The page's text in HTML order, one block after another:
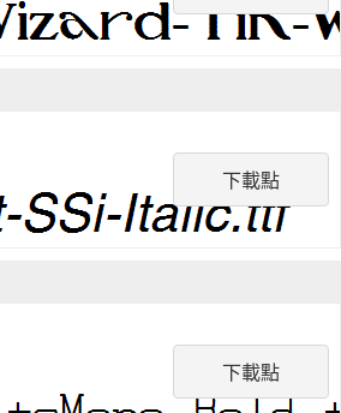
下載點
下載點